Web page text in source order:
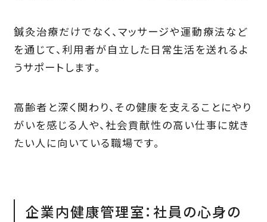
鍼灸治療だけでなく、マッサージや運動療法など
を通じて、利用者が自立した日常生活を送れるよ
うサポートします。
高齢者と深く関わり、その健康を支えることにやり
がいを感じる人や、社会貢献性の高い仕事に就き
たい人に向いている職場です。
企業内健康管理室：社員の心身の